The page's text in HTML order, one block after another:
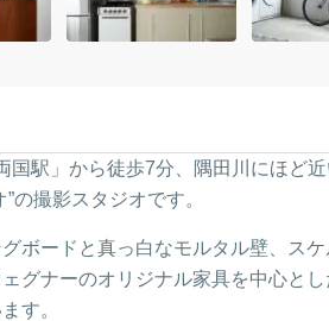
国駅」から徒歩7分、隅田川にほど
の撮影スタジオです。
ボードと真っ白なモルタル壁、ス
グナーのオリジナル家具を中心と
す。